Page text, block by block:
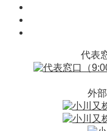
代表
外